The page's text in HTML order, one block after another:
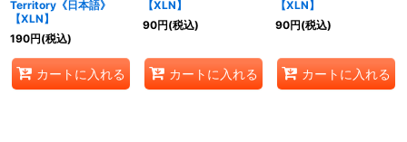
Territory《日本語》
【XLN】
190円(税込)
カートに入れる
【XLN】
90円(税込)
カートに入れる
【XLN】
90円(税込)
カートに入れる